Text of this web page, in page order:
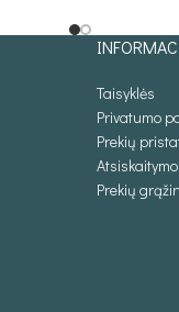
Taisyklės
Privatumo
Prekių
Prekių